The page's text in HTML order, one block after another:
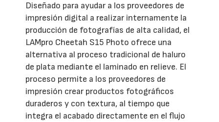
Diseñado para ayudar a los proveedores de
impresión digital a realizar internamente la
producción de fotografías de alta calidad, el
LAMpro Cheetah S15 Photo ofrece una
alternativa al proceso tradicional de haluro
de plata mediante el laminado en relieve. El
proceso permite a los proveedores de
impresión crear productos fotográficos
duraderos y con textura, al tiempo que
integra el acabado directamente en el flujo